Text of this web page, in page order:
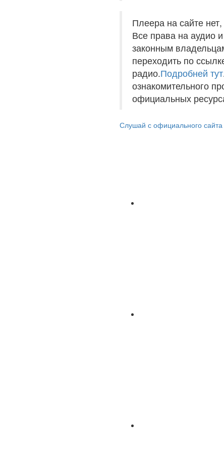
Плеера на сайте
Все права на аудио
законным
переходить по
радио.Подробней тут
ознакомительного
официальных
Слушай с официального сайта